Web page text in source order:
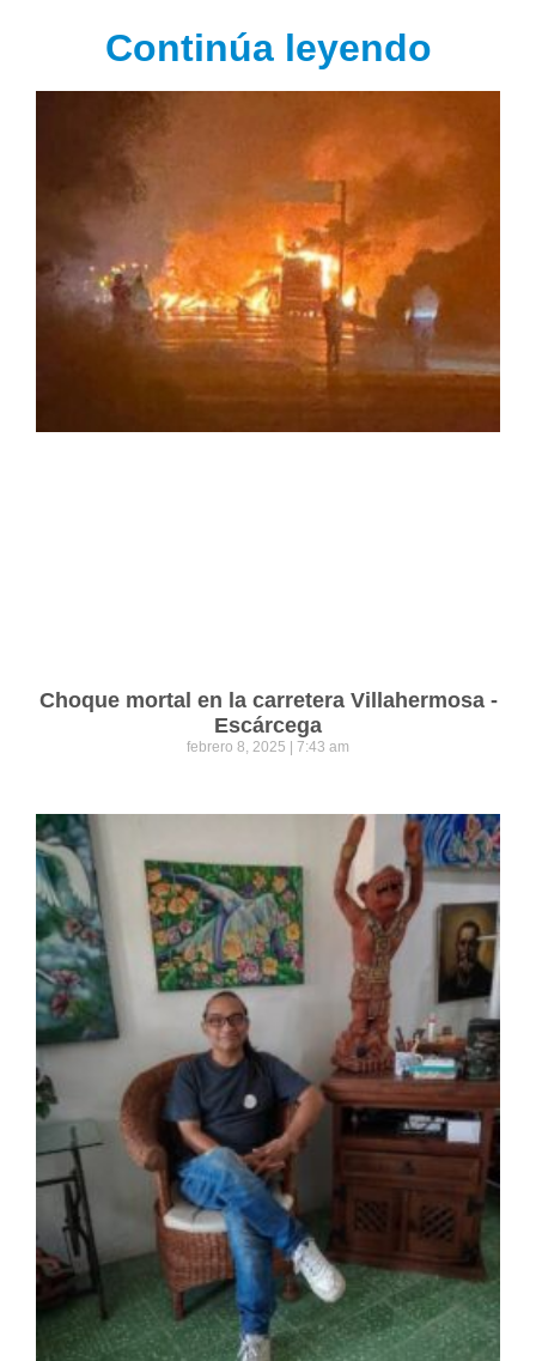
Continúa leyendo
Choque mortal en la carretera Villahermosa -
Escárcega
febrero 8, 2025 7:43 am